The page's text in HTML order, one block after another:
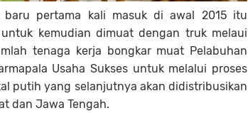
pertama kali masuk di awal 2015 itu
kemudian dimuat dengan truk melaui
tenaga kerja bongkar muat Pelabuhan
Usaha Sukses untuk melalui proses
putih yang selanjutnya akan didistribusikan
dan Jawa Tengah.